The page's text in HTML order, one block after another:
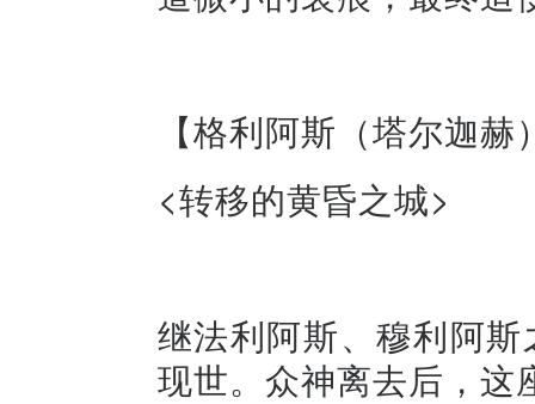
【格利阿斯（塔尔迦赫
<转移的黄昏之城>
继法利阿斯、穆利阿
现世。众神离去后，这